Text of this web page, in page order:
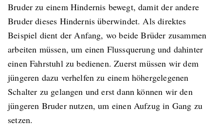
Bruder zu einem Hindernis bewegt, damit der andere
Bruder dieses Hindernis überwindet. Als direktes
Beispiel dient der Anfang, wo beide Brüder zusammen
arbeiten müssen, um einen Flussquerung und dahinter
einen Fahrstuhl zu bedienen. Zuerst müssen wir dem
jüngeren dazu verhelfen zu einem höhergelegenen
Schalter zu gelangen und erst dann können wir den
jüngeren Bruder nutzen, um einen Aufzug in Gang zu
setzen.